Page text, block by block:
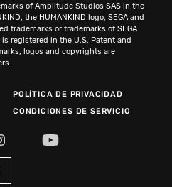
of Amplitude Studios SAS in the
the HUMANKIND logo, SEGA and
trademarks or trademarks of SEGA
registered in the U.S. Patent and
logos and copyrights are
POLÍTICA DE PRIVACIDAD
CONDICIONES DE SERVICIO